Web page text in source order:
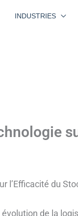
INDUSTRIES
l’Efficacité du
de la